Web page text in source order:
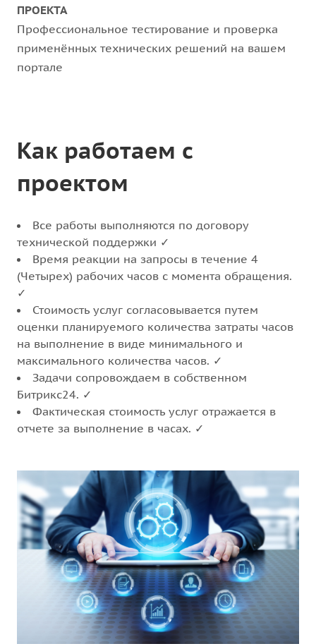
ПРОЕКТА
Профессиональное тестирование и проверка
применённых технических решений на вашем
портале
Как работаем с
проектом
Все работы выполняются по договору
технической поддержки ✓
Время реакции на запросы в течение 4
(Четырех) рабочих часов с момента обращения.
✓
Стоимость услуг согласовывается путем
оценки планируемого количества затраты часов
на выполнение в виде минимального и
максимального количества часов. ✓
Задачи сопровождаем в собственном
Битрикс24. ✓
Фактическая стоимость услуг отражается в
отчете за выполнение в часах. ✓